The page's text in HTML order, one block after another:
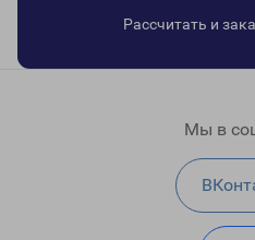
Рассчитать и
Мы в